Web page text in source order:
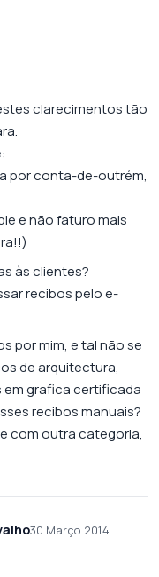
clarecimentos tão
por conta-de-outrém,
e não faturo mais
às clientes?
recibos pelo e-
por mim, e tal não se
de arquitectura,
em grafica certificada
recibos manuais?
com outra categoria,
30 Março 2014